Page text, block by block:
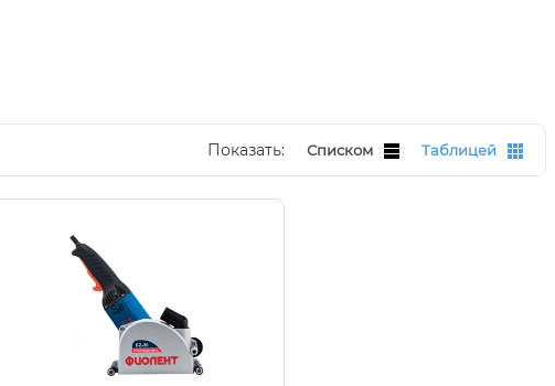
Показать: Списком Таблицей